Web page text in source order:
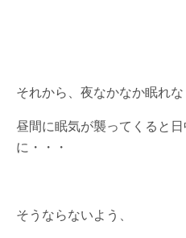
それから、夜なかなか眠れ
昼間に眠気が襲ってくると
に・・・
そうならないよう、